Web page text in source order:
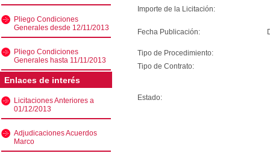
Pliego Condiciones
Generales desde 12/11/2013
Pliego Condiciones
Generales hasta 11/11/2013
Enlaces de interés
Licitaciones Anteriores a
01/12/2013
Adjudicaciones Acuerdos
Marco
Importe de la Licitación:
Fecha Publicación:
Tipo de Procedimiento:
Tipo de Contrato:
Estado: